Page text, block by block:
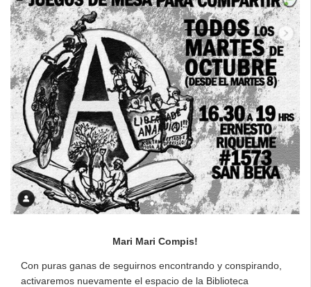
Mari Mari Compis!
Con puras ganas de seguirnos encontrando y conspirando,
activaremos nuevamente el espacio de la Biblioteca